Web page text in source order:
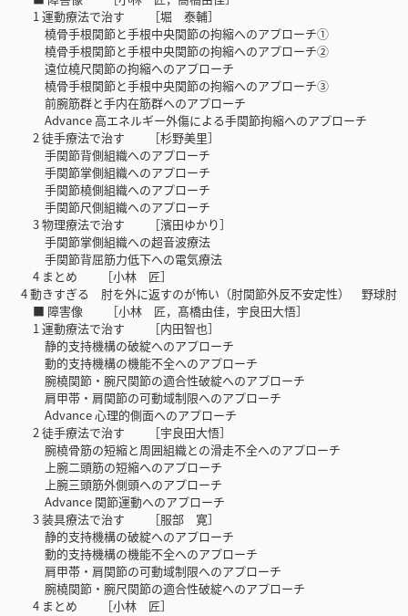
1 運動療法で治す ［堀 泰輔］
橈骨手根関節と手根中央関節の拘縮へのアプローチ①
橈骨手根関節と手根中央関節の拘縮へのアプローチ②
遠位橈尺関節の拘縮へのアプローチ
橈骨手根関節と手根中央関節の拘縮へのアプローチ③
前腕筋群と手内在筋群へのアプローチ
Advance 高エネルギー外傷による手関節拘縮へのアプローチ
2 徒手療法で治す ［杉野美里］
手関節背側組織へのアプローチ
手関節掌側組織へのアプローチ
手関節橈側組織へのアプローチ
手関節尺側組織へのアプローチ
3 物理療法で治す ［濱田ゆかり］
手関節掌側組織への超音波療法
手関節背屈筋力低下への電気療法
4 まとめ ［小林 匠］
4 動きすぎる 肘を外に返すのが怖い（肘関節外反不安定性） 野球肘
■ 障害像 ［小林 匠，髙橋由佳，宇良田大悟］
1 運動療法で治す ［内田智也］
静的支持機構の破綻へのアプローチ
動的支持機構の機能不全へのアプローチ
腕橈関節・腕尺関節の適合性破綻へのアプローチ
肩甲帯・肩関節の可動域制限へのアプローチ
Advance 心理的側面へのアプローチ
2 徒手療法で治す ［宇良田大悟］
腕橈骨筋の短縮と周囲組織との滑走不全へのアプローチ
上腕二頭筋の短縮へのアプローチ
上腕三頭筋外側頭へのアプローチ
Advance 関節運動へのアプローチ
3 装具療法で治す ［服部 寛］
静的支持機構の破綻へのアプローチ
動的支持機構の機能不全へのアプローチ
肩甲帯・肩関節の可動域制限へのアプローチ
腕橈関節・腕尺関節の適合性破綻へのアプローチ
4 まとめ ［小林 匠］